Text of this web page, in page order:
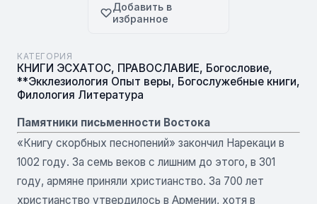
Добавить в
избранное
КАТЕГОРИЯ
КНИГИ ЭСХАТОС, ПРАВОСЛАВИЕ, Богословие,
**Экклезиология Опыт веры, Богослужебные книги,
Филология Литература
Памятники письменности Востока
«Книгу скорбных песнопений» закончил Нарекаци в
1002 году. За семь веков с лишним до этого, в 301
году, армяне приняли христианство. За 700 лет
христианство утвердилось в Армении, хотя в